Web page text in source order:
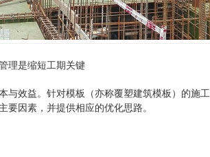
理是缩短工期关键
与效益。针对模板（亦称覆塑建筑模板）的
因素，并提供相应的优化思路。